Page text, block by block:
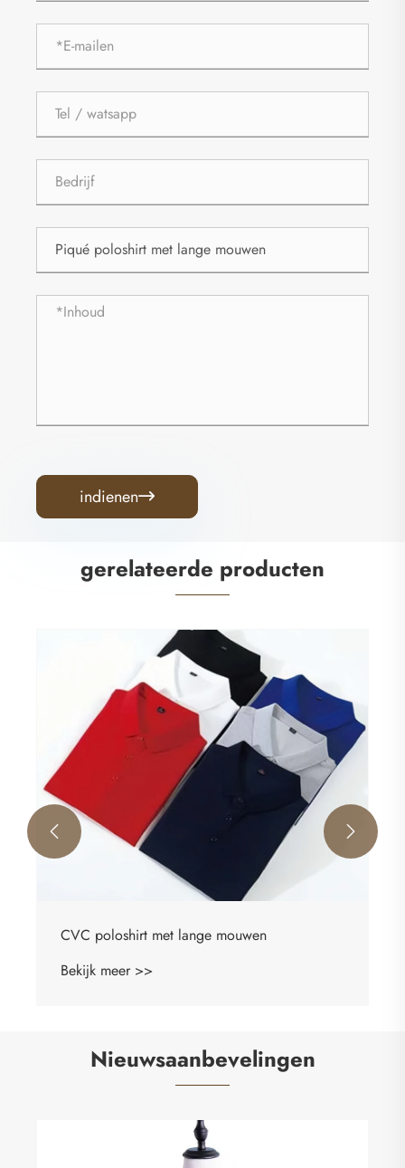
indienen
gerelateerde producten
CVC poloshirt met lange mouwen
Bekijk meer >>
 
Nieuwsaanbevelingen